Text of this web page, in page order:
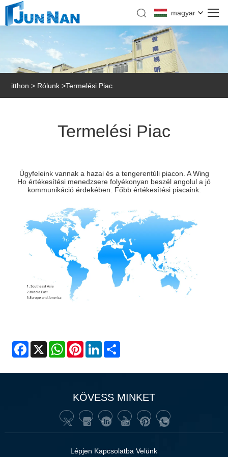
magyar
itthon > Rólunk >Termelési Piac
Termelési Piac
Ügyfeleink vannak a hazai és a tengerentúli piacon. A Wing
Ho értékesítési menedzsere folyékonyan beszél angolul a jó
kommunikáció érdekében. Főbb értékesítési piacaink:
Facebook
X WhatsAppPinterestLinkedIn
KÖVESS MINKET
Lépjen Kapcsolatba Velünk